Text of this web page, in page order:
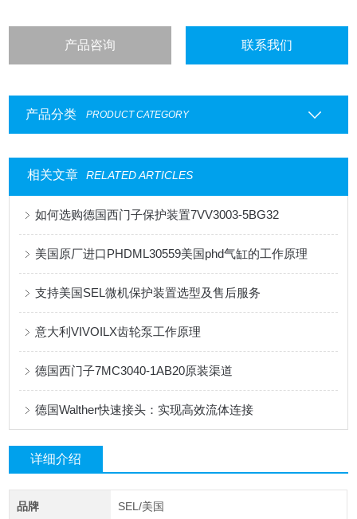
产品咨询 联系我们
产品分类 PRODUCT CATEGORY
相关文章 RELATED ARTICLES
如何选购德国西门子保护装置7VV3003-5BG32
美国原厂进口PHDML30559美国phd气缸的工作原理
支持美国SEL微机保护装置选型及售后服务
意大利VIVOILX齿轮泵工作原理
德国西门子7MC3040-1AB20原装渠道
德国Walther快速接头：实现高效流体连接
详细介绍
品牌 SEL/美国